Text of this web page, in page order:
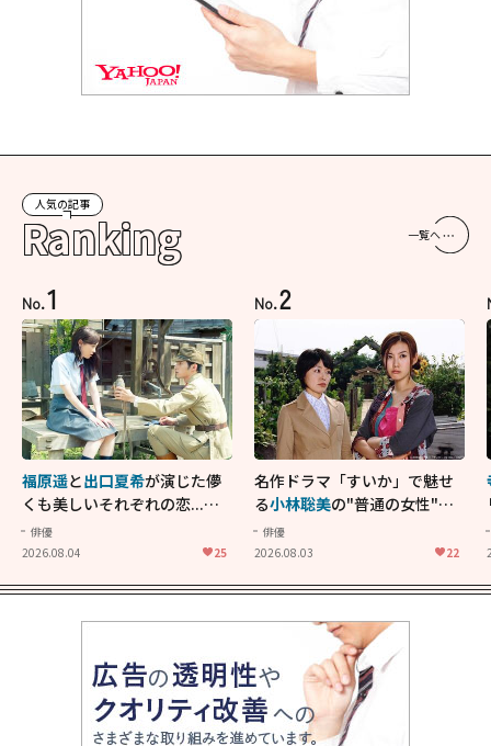
人気の記事
Ranking 一覧へ
No.1
福原遥と出口夏希が演じた儚
くも美しいそれぞれの恋...生
きることの尊さを教えてくれ
た映画「あの花が咲く丘で、
俳優
2026.08.04
25
No.2
名作ドラマ「すいか」で魅せ
る小林聡美の"普通の女性"が
大人に刺さる...映画「かもめ
食堂」にも通じる静かな芝居
俳優
2026.08.03
22